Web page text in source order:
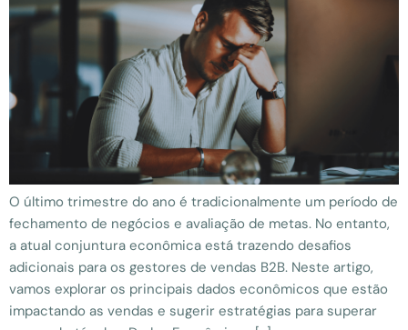
O último trimestre do ano é tradicionalmente um período de
fechamento de negócios e avaliação de metas. No entanto,
a atual conjuntura econômica está trazendo desafios
adicionais para os gestores de vendas B2B. Neste artigo,
vamos explorar os principais dados econômicos que estão
impactando as vendas e sugerir estratégias para superar